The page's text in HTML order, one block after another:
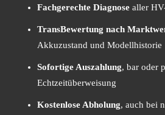
Fachgerechte Diagnose aller
TransBewertung nach
Akkuzustand und Modellhistorie
Sofortige Auszahlung, bar oder
Echtzeitüberweisung
Kostenlose Abholung, auch bei